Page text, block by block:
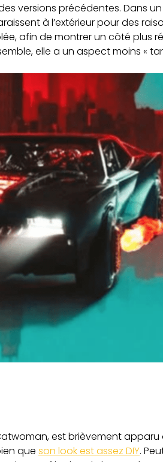
versions précédentes. Dans
à l’extérieur pour des
afin de montrer un côté plus
elle a un aspect moins «
est brièvement
que son look est assez DIY.